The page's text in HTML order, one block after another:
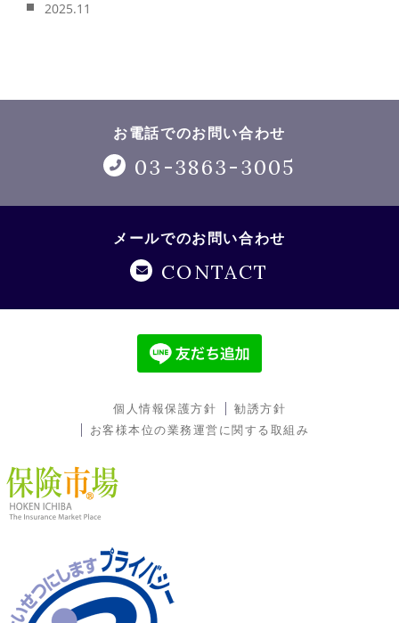
2025.11
お電話でのお問い合わせ
03-3863-3005
メールでのお問い合わせ
CONTACT
個人情報保護方針
勧誘方針
お客様本位の業務運営に関する取組み